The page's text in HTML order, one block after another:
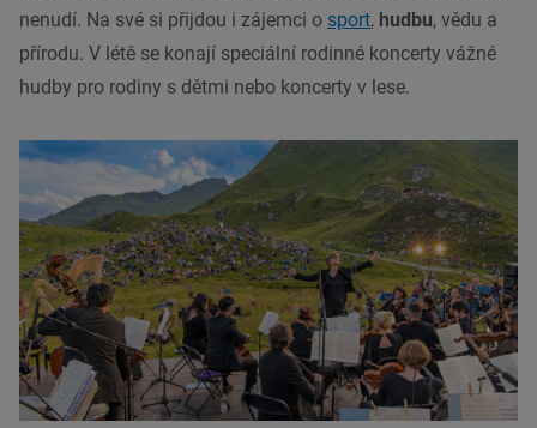
nenudí. Na své si přijdou i zájemci o sport, hudbu, vědu a
přírodu. V létě se konají speciální rodinné koncerty vážné
hudby pro rodiny s dětmi nebo koncerty v lese.